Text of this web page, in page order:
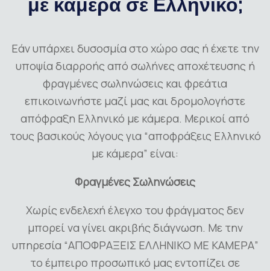
Εάν υπάρχει δυσοσμία στο χώρο σας ή έχετε την
υποψία διαρροής από σωλήνες αποχέτευσης ή
φραγμένες σωληνώσεις και φρεάτια
επικοινωνήστε μαζί μας και δρομολογήστε
απόφραξη Ελληνικό με κάμερα. Μερικοί από
τους βασικούς λόγους για “αποφράξεις Ελληνικό
με κάμερα” είναι:
Φραγμένες Σωληνώσεις
Χωρίς ενδελεχή έλεγχο του φράγματος δεν
μπορεί να γίνει ακριβής διάγνωση. Με την
υπηρεσία “ΑΠΟΦΡΑΞΕΙΣ ΕΛΛΗΝΙΚΟ ΜΕ ΚΑΜΕΡΑ”
το έμπειρο προσωπικό μας εντοπίζει σε